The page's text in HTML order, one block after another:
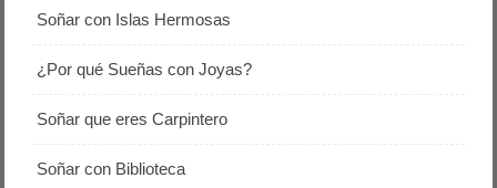
Soñar con Islas Hermosas
¿Por qué Sueñas con Joyas?
Soñar que eres Carpintero
Soñar con Biblioteca